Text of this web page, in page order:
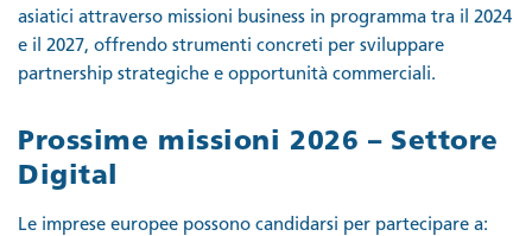
asiatici attraverso missioni business in programma tra il 2024
e il 2027, offrendo strumenti concreti per sviluppare
partnership strategiche e opportunità commerciali.
Prossime missioni 2026 – Settore
Digital
Le imprese europee possono candidarsi per partecipare a: